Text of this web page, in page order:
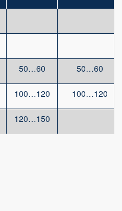
50…60 50…60
100…120 100…120
120…150